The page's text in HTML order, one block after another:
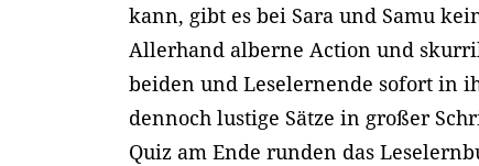
kann, gibt es bei Sara und Samu
Allerhand alberne Action und
beiden und Leselernende sofort in
dennoch lustige Sätze in großer
Quiz am Ende runden das